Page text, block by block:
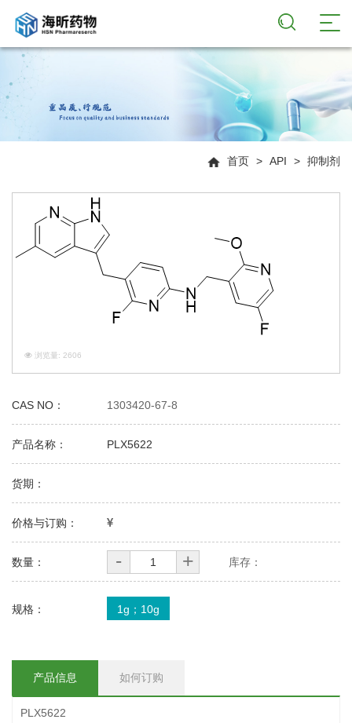
首页 > API > 抑制剂
浏览量: 2606
CAS NO： 1303420-67-8
产品名称： PLX5622
货期：
价格与订购：
数量： - + 库存：
规格： 1g；10g
产品信息 如何订购
PLX5622